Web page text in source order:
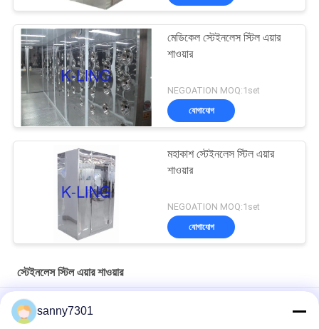
মেডিকেল স্টেইনলেস স্টিল এয়ার
শাওয়ার
NEGOATION MOQ:1set
যোগাযোগ
মহাকাশ স্টেইনলেস স্টিল এয়ার
শাওয়ার
NEGOATION MOQ:1set
যোগাযোগ
স্টেইনলেস স্টিল এয়ার শাওয়ার
হাই পারফরম্যান্স স্টেইনলেস স্টিল 304 এয়ার শাওয়ার রুম এইচপিএ পরিস্রাবণ সহ
sanny7301